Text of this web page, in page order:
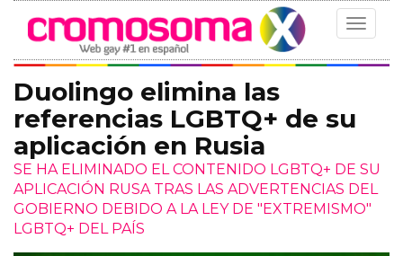
Toggle
Duolingo elimina las
referencias LGBTQ+ de su
aplicación en Rusia
SE HA ELIMINADO EL CONTENIDO LGBTQ+ DE SU
APLICACIÓN RUSA TRAS LAS ADVERTENCIAS DEL
GOBIERNO DEBIDO A LA LEY DE "EXTREMISMO"
LGBTQ+ DEL PAÍS